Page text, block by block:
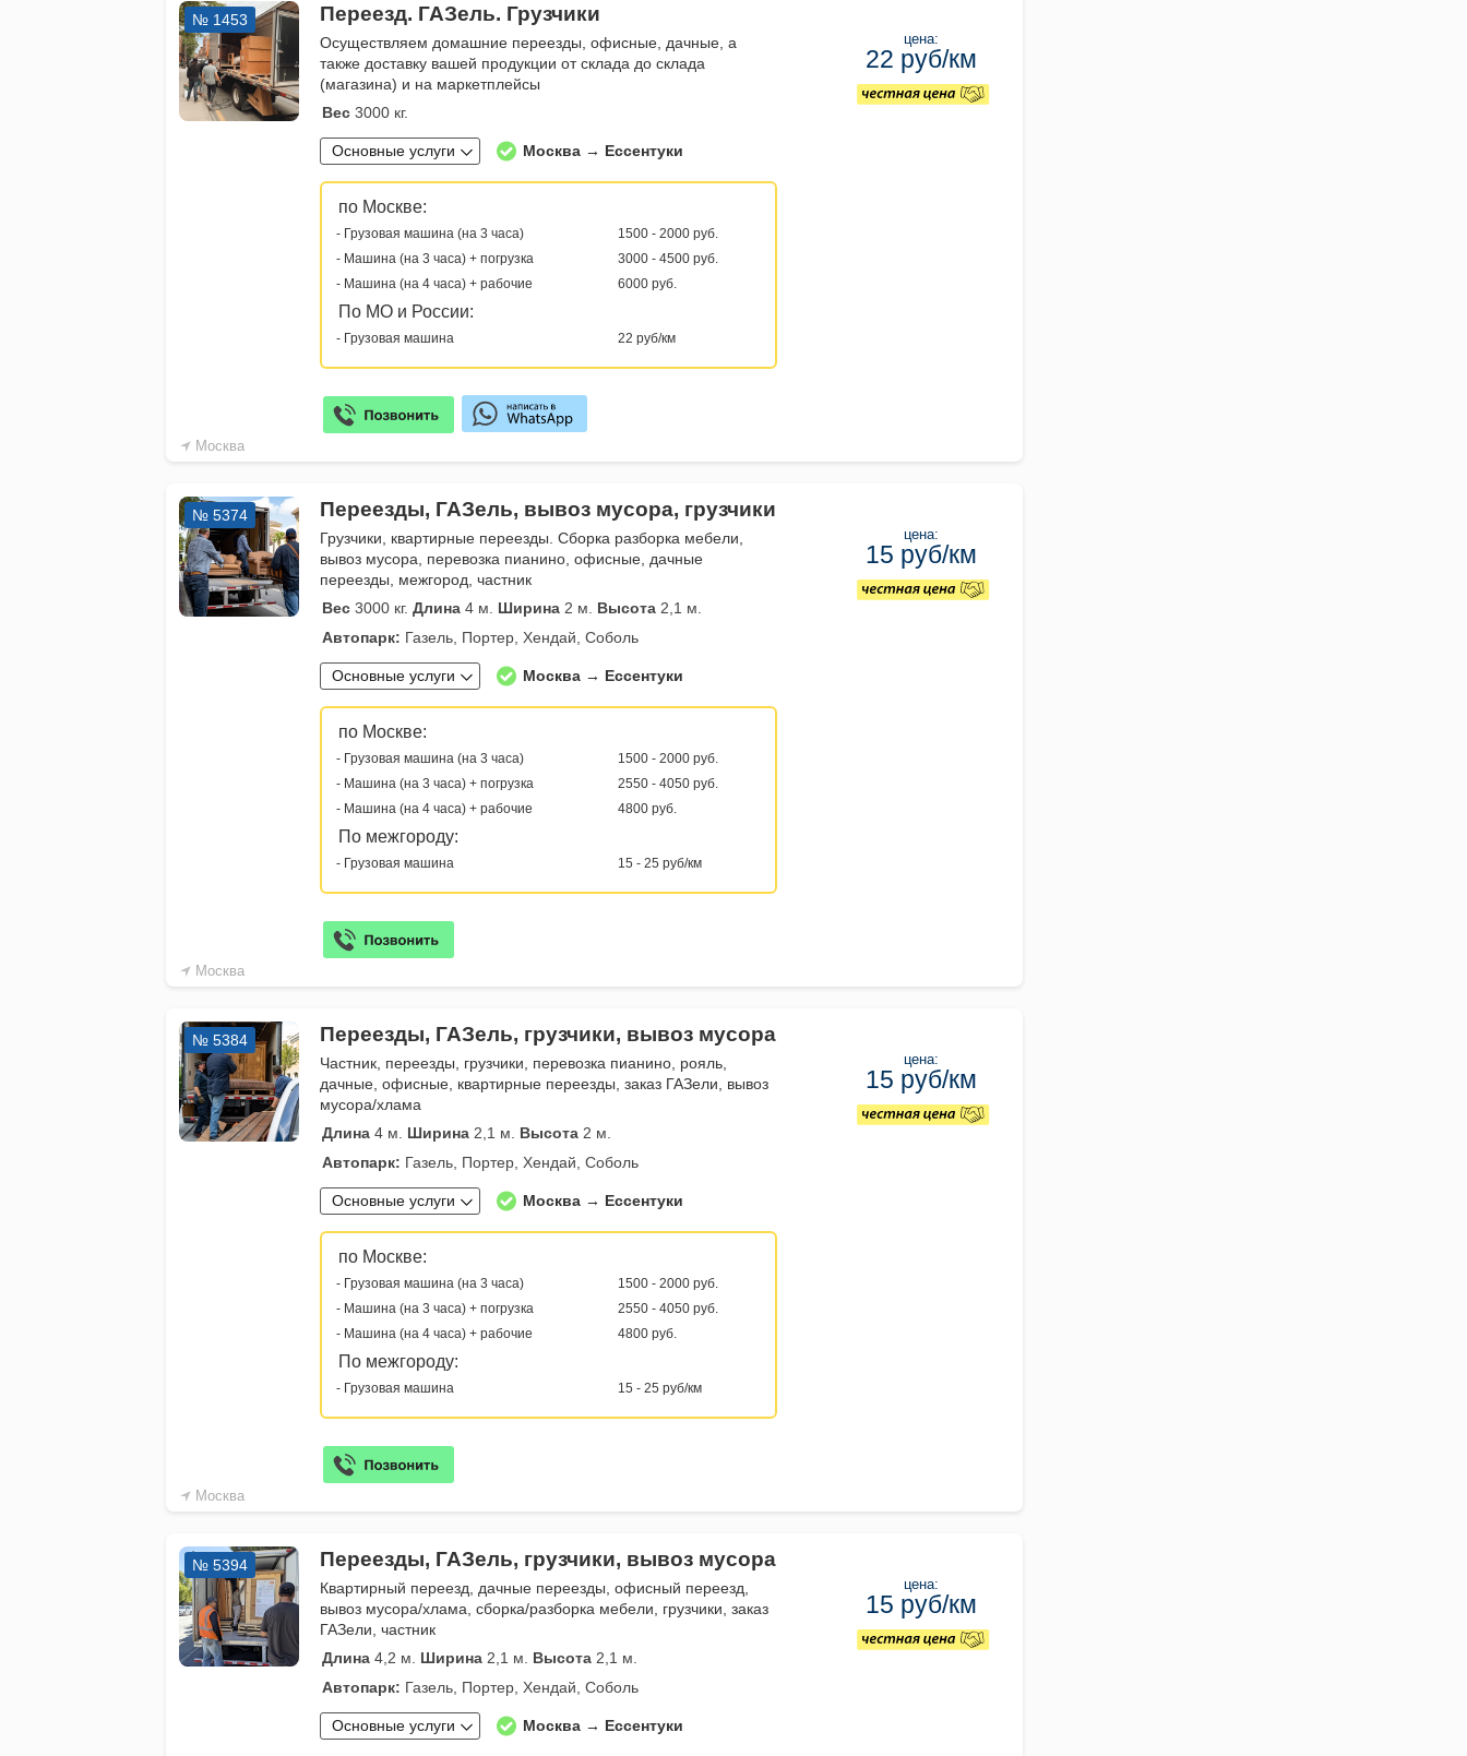
Москва
№ 1453 Переезд. ГАЗель. Грузчики
Осуществляем домашние переезды, офисные, дачные, а
также доставку вашей продукции от склада до склада
(магазина) и на маркетплейсы
Вес 3000 кг.
Основные услуги Москва → Ессентуки
по Москве:
- Грузовая машина (на 3 часа)
1500 - 2000 руб.
- Машина (на 3 часа) + погрузка
3000 - 4500 руб.
- Машина (на 4 часа) + рабочие
6000 руб.
По МО и России:
- Грузовая машина 22 руб/км
цена:
22 руб/км
Москва
№ 5374 Переезды, ГАЗель, вывоз мусора, грузчики
Грузчики, квартирные переезды. Сборка разборка мебели,
вывоз мусора, перевозка пианино, офисные, дачные
переезды, межгород, частник
Вес 3000 кг. Длина 4 м. Ширина 2 м. Высота 2,1 м.
Автопарк: Газель, Портер, Хендай, Соболь
Основные услуги Москва → Ессентуки
по Москве:
- Грузовая машина (на 3 часа)
1500 - 2000 руб.
- Машина (на 3 часа) + погрузка
2550 - 4050 руб.
- Машина (на 4 часа) + рабочие
4800 руб.
По межгороду:
- Грузовая машина 15 - 25 руб/км
цена:
15 руб/км
Москва
№ 5384 Переезды, ГАЗель, грузчики, вывоз мусора
Частник, переезды, грузчики, перевозка пианино, рояль,
дачные, офисные, квартирные переезды, заказ ГАЗели, вывоз
мусора/хлама
Длина 4 м. Ширина 2,1 м. Высота 2 м.
Автопарк: Газель, Портер, Хендай, Соболь
Основные услуги Москва → Ессентуки
по Москве:
- Грузовая машина (на 3 часа)
1500 - 2000 руб.
- Машина (на 3 часа) + погрузка
2550 - 4050 руб.
- Машина (на 4 часа) + рабочие
4800 руб.
По межгороду:
- Грузовая машина 15 - 25 руб/км
цена:
15 руб/км
№ 5394 Переезды, ГАЗель, грузчики, вывоз мусора
Квартирный переезд, дачные переезды, офисный переезд,
вывоз мусора/хлама, сборка/разборка мебели, грузчики, заказ
ГАЗели, частник
Длина 4,2 м. Ширина 2,1 м. Высота 2,1 м.
Автопарк: Газель, Портер, Хендай, Соболь
Основные услуги Москва → Ессентуки
цена:
15 руб/км